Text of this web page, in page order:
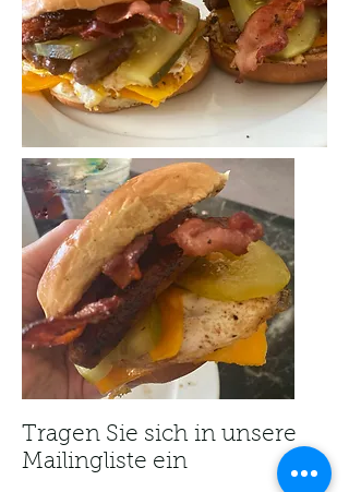
Tragen Sie sich in unsere
Mailingliste ein